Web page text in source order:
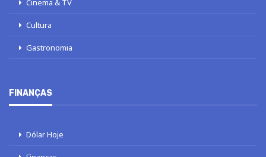
Cinema & TV
Cultura
Gastronomia
FINANÇAS
Dólar Hoje